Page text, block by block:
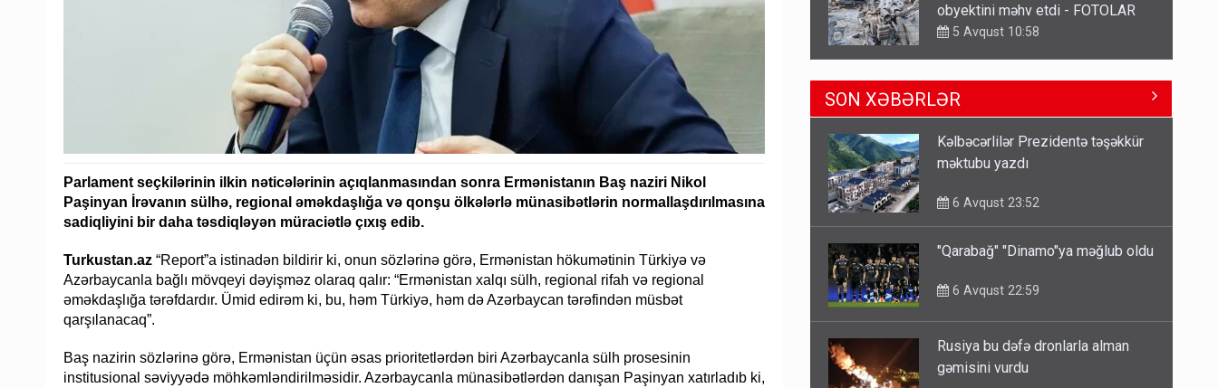
Parlament seçkilərinin ilkin nəticələrinin açıqlanmasından sonra Ermənistanın Baş naziri Nikol
Paşinyan İrəvanın sülhə, regional əməkdaşlığa və qonşu ölkələrlə münasibətlərin normallaşdırılmasına
sadiqliyini bir daha təsdiqləyən müraciətlə çıxış edib.
Turkustan.az “Report”a istinadən bildirir ki, onun sözlərinə görə, Ermənistan hökumətinin Türkiyə və
Azərbaycanla bağlı mövqeyi dəyişməz olaraq qalır: “Ermənistan xalqı sülh, regional rifah və regional
əməkdaşlığa tərəfdardır. Ümid edirəm ki, bu, həm Türkiyə, həm də Azərbaycan tərəfindən müsbət
qarşılanacaq”.
Baş nazirin sözlərinə görə, Ermənistan üçün əsas prioritetlərdən biri Azərbaycanla sülh prosesinin
institusional səviyyədə möhkəmləndirilməsidir. Azərbaycanla münasibətlərdən danışan Paşinyan xatırladıb ki,
İSTİLƏR BİTİR
4 Avqust 22:04
ŞOK! David Seliverstov ölkədən
qaçdı
gedə biləcəksiniz - SİYAHI
iştirakçısı detalları açıqladı
SON XƏBƏRLƏR
Kəlbəcərlilər Prezidentə təşəkkür
məktubu yazdı
6 Avqust 23:52
"Qarabağ" "Dinamo"ya məğlub oldu
6 Avqust 22:59
Rusiya bu dəfə dronlarla alman
gəmisini vurdu